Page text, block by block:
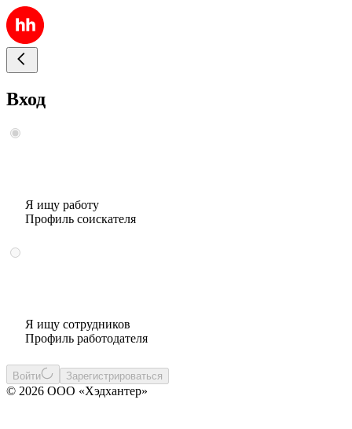
Вход
Я ищу работу
Профиль соискателя
Я ищу сотрудников
Профиль работодателя
Войти Зарегистрироваться
© 2026 ООО «Хэдхантер»